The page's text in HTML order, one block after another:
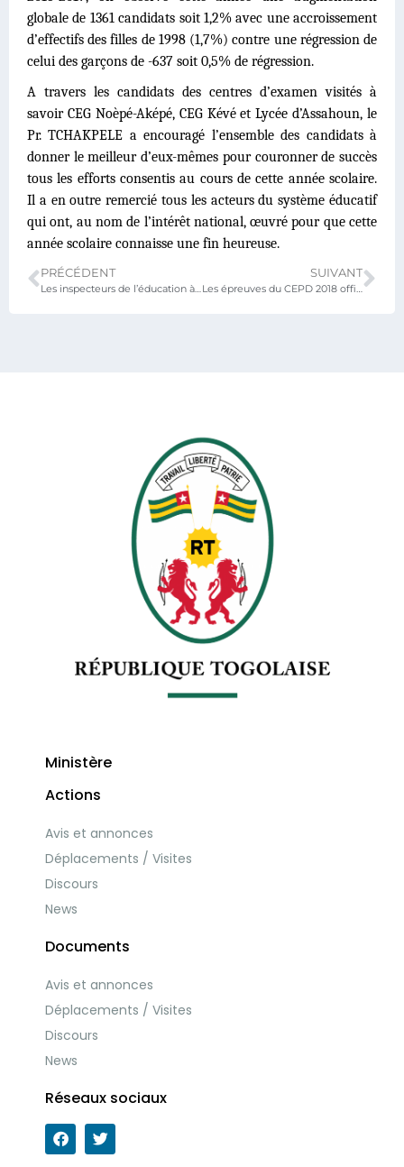
globale de 1361 candidats soit 1,2% avec une accroissement
d’effectifs des filles de 1998 (1,7%) contre une régression de
celui des garçons de -637 soit 0,5% de régression.
A travers les candidats des centres d’examen visités à
savoir CEG Noèpé-Aképé, CEG Kévé et Lycée d’Assahoun, le
Pr. TCHAKPELE a encouragé l’ensemble des candidats à
donner le meilleur d’eux-mêmes pour couronner de succès
tous les efforts consentis au cours de cette année scolaire.
Il a en outre remercié tous les acteurs du système éducatif
qui ont, au nom de l’intérêt national, œuvré pour que cette
année scolaire connaisse une fin heureuse.
PRÉCÉDENT
Les inspecteurs de l’éducation à l’école de la gestion efficiente des marches communautaires
SUIVANT
Les épreuves du CEPD 2018 officiellement lancées dans les Plateaux
Ministère
Actions
Avis et annonces
Déplacements / Visites
Discours
News
Documents
Avis et annonces
Déplacements / Visites
Discours
News
Réseaux sociaux